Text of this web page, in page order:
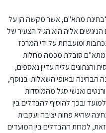
מתא"ם, אשר מקשה הן על
הניגשים אליה היא הגיל הצעיר של
ומועברות על ידי המרכז
מתא"ם סובלת מכמה מחלות
והנתונים עליה עדיין נאספים,
הבחינה ובאופי השאלות. בנוסף,
ואנשי סגל מהמוסדות
ובכך להוסיף להבדלים בין
שהיא פחות יציבה ועקבית
למרות ההבדלים בין המועדים